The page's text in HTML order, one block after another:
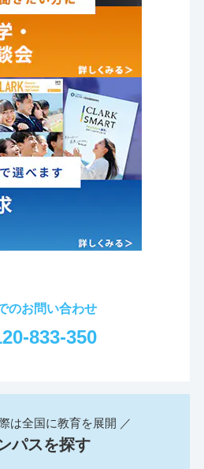
のお問い合わせ
833-350
は全国に教育を展開 ／
パスを探す